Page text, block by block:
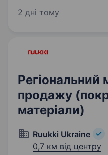
та надійну. Ми
2 дні тому
продажу
матеріали)
Ruukki Ukraine
0,7 км від центру